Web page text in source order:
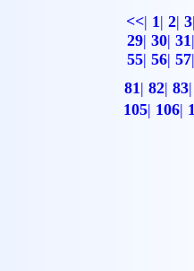
<<| 1| 2| 3|
29| 30| 31|
55| 56| 57|
81| 82| 83|
105| 106|